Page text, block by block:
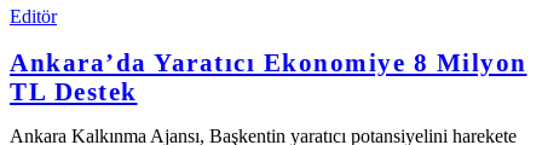
Editör
Ankara’da Yaratıcı Ekonomiye 8 Milyon
TL Destek
Ankara Kalkınma Ajansı, Başkentin yaratıcı potansiyelini harekete